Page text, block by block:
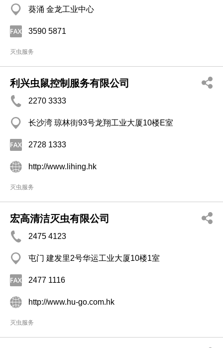
葵涌 金龙工业中心
3590 5871
灭虫服务
利兴虫鼠控制服务有限公司
2270 3333
长沙湾 琼林街93号龙翔工业大厦10楼E室
2728 1333
http://www.lihing.hk
灭虫服务
宏高清洁灭虫有限公司
2475 4123
屯门 建发里2号华运工业大厦10楼1室
2477 1116
http://www.hu-go.com.hk
灭虫服务